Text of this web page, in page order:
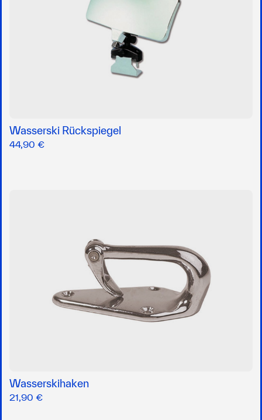
Wasserski Rückspiegel
44,90 €
Wasserskihaken
21,90 €